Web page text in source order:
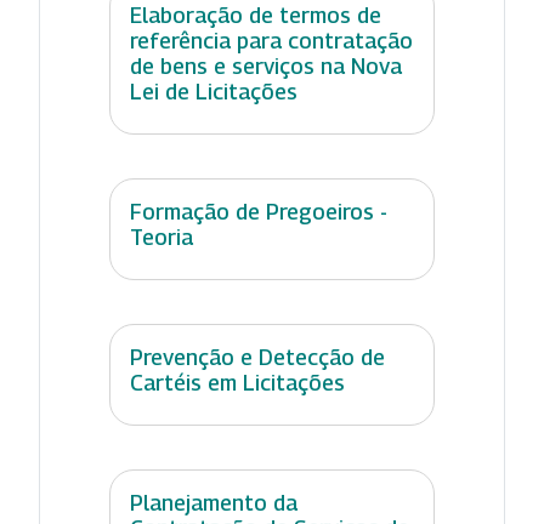
Elaboração de termos de
referência para contratação
de bens e serviços na Nova
Lei de Licitações
Formação de Pregoeiros -
Teoria
Prevenção e Detecção de
Cartéis em Licitações
Planejamento da